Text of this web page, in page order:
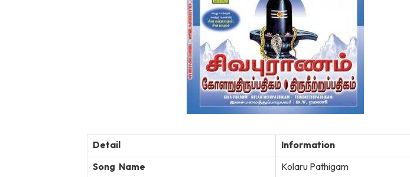
Detail
Information
Song Name
Kolaru Pathigam